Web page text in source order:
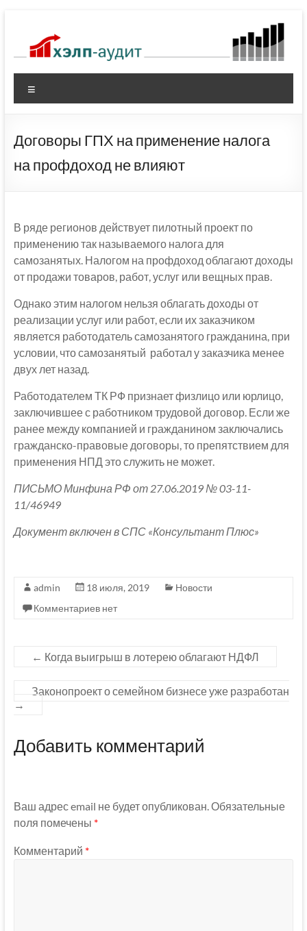
содержимому
Договоры ГПХ на применение налога
на профдоход не влияют
В ряде регионов действует пилотный проект по
применению так называемого налога для
самозанятых. Налогом на профдоход облагают доходы
от продажи товаров, работ, услуг или вещных прав.
Однако этим налогом нельзя облагать доходы от
реализации услуг или работ, если их заказчиком
является работодатель самозанятого гражданина, при
условии, что самозанятый работал у заказчика менее
двух лет назад.
Работодателем ТК РФ признает физлицо или юрлицо,
заключившее с работником трудовой договор. Если же
ранее между компанией и гражданином заключались
гражданско-правовые договоры, то препятствием для
применения НПД это служить не может.
ПИСЬМО Минфина РФ от 27.06.2019 № 03-11-
11/46949
Документ включен в СПС «Консультант Плюс»
admin 18 июля, 2019
Новости
Комментариев нет
← Когда выигрыш в лотерею облагают НДФЛ
Законопроект о семейном бизнесе уже разработан
→
Добавить комментарий
Ваш адрес email не будет опубликован. Обязательные
поля помечены *
Комментарий *